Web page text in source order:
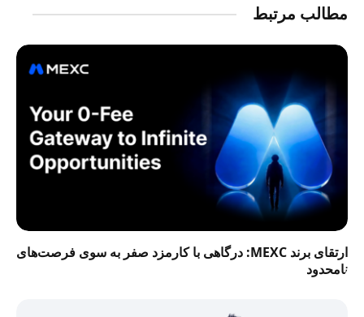
مطالب مرتبط
ارتقای برند MEXC: درگاهی با کارمزد صفر به سوی فرصت‌های
نامحدود